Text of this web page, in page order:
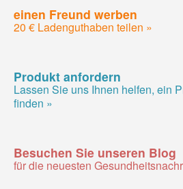
einen Freund werben
20 € Ladenguthaben teilen »
Produkt anfordern
Lassen Sie uns Ihnen helfen, ein
finden »
Besuchen Sie unseren Blog
für die neuesten